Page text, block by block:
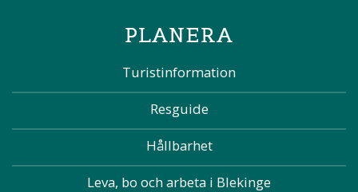
PLANERA
Turistinformation
Resguide
Hållbarhet
Leva, bo och arbeta i Blekinge